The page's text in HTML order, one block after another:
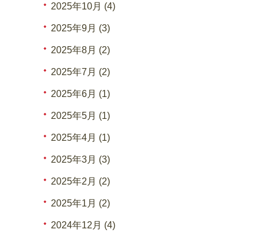
2025年10月 (4)
2025年9月 (3)
2025年8月 (2)
2025年7月 (2)
2025年6月 (1)
2025年5月 (1)
2025年4月 (1)
2025年3月 (3)
2025年2月 (2)
2025年1月 (2)
2024年12月 (4)